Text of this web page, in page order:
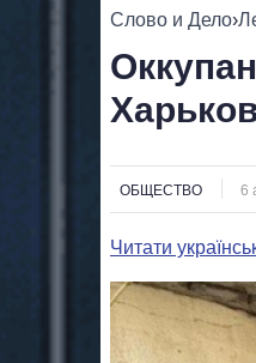
Слово и Дело›
ОБЩЕСТВО 6
Читати